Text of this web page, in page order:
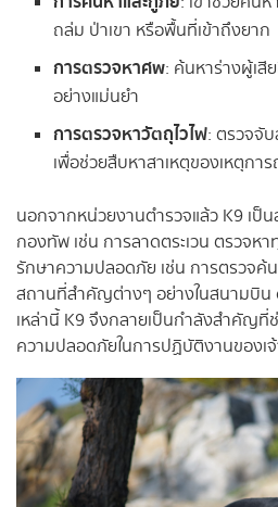
ถล่ม ป่าเขา หรือพื้นที่เข้าถึงยาก
การตรวจหาศพ: ค้นหาร่างผู้เสี
อย่างแม่นยำ
การตรวจหาวัตถุไวไฟ: ตรวจจับ
เพื่อช่วยสืบหาสาเหตุของเหตุกา
นอกจากหน่วยงานตำรวจแล้ว K9 เ
กองทัพ เช่น การลาดตระเวน ตรวจหา
รักษาความปลอดภัย เช่น การตรวจค้
สถานที่สำคัญต่างๆ อย่างในสนามบิน
เหล่านี้ K9 จึงกลายเป็นกำลังสำคัญที่
ความปลอดภัยในการปฏิบัติงานของเ